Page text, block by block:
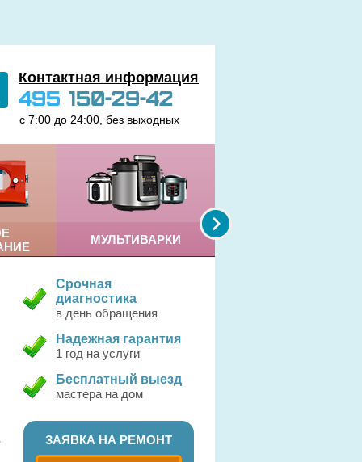
Контактная информация
495 150-29-42
с 7:00 до 24:00, без выходных
МУЛЬТИВАРКИ
Срочная
диагностика
в день обращения
Надежная гарантия
1 год на услуги
Бесплатный выезд
мастера на дом
ЗАЯВКА НА РЕМОНТ